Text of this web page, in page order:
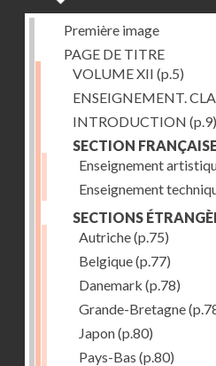
Première image
PAGE DE TITRE
VOLUME XII (p.5)
ENSEIGNEMENT.
INTRODUCTION (p.9)
SECTION
Enseignement
Enseignement
SECTIONS
Autriche(p.75)
Belgique(p.77)
Danemark (p.78)
Grande-Bretagne
Japon(p.80)
Pays-Bas (p.80)